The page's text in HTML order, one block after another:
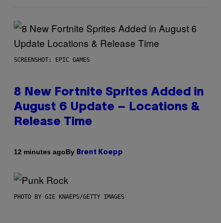
SCREENSHOT: EPIC GAMES
8 New Fortnite Sprites Added in
August 6 Update – Locations &
Release Time
12 minutes agoBy Brent Koepp
PHOTO BY GIE KNAEPS/GETTY IMAGES